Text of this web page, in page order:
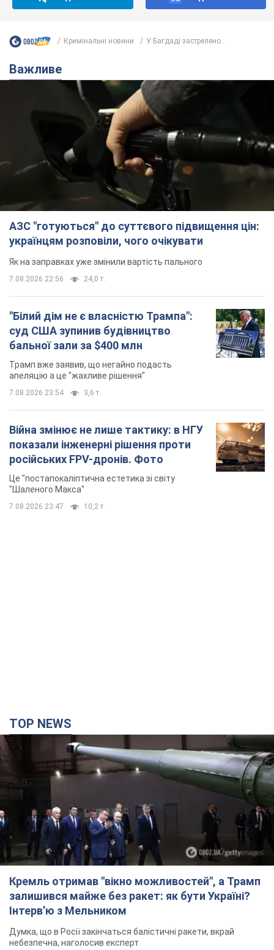
Кримінальні новини У Багдаді застрелено...
Важливе
АЗС "готуються" до суттєвого підвищення цін:
українцям розповіли, чого очікувати
Як на заправках уже змінили вартість пального
7.08.2026 22:56 24,0 т.
"Білий дім не є власністю Трампа":
суд США зупинив будівництво
бальної зали за $400 млн
Трамп вже заявив, що негайно подасть
апеляцію а це "жахливе рішення"
7.08.2026 23:54 3,6 т.
Війна змінює не лише тактику: в НГУ
показали інженерні рішення проти
російських FPV-дронів. Фото
Це "постапокаліптична естетика зі світу
"Шаленого Макса"
7.08.2026 23:47 10,2 т.
TOP NEWS
Кремль отримав "вікно можливостей", а Трамп
залишився майже без ракет: як бути Україні?
Інтерв’ю з Мельником
Думка, що в Росії закінчаться балістичні ракети, вкрай
небезпечна, наголосив експерт